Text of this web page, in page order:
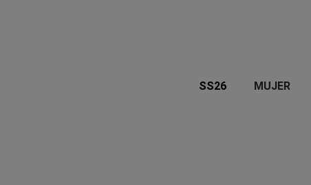
SS26 MUJER